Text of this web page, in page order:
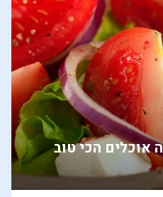
אוכלים הכי טוב